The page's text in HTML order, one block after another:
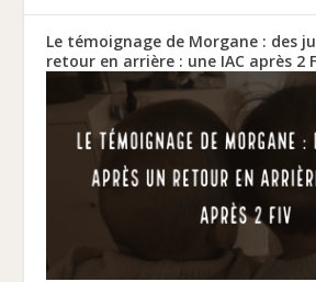
Le témoignage de Morgane : des
retour en arrière : une IAC après 2